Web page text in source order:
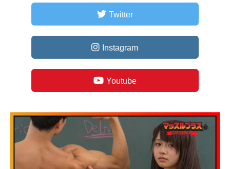
Twitter
Instagram
Youtube